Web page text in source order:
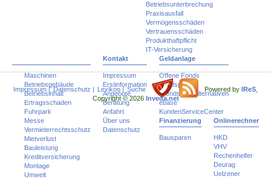
Betriebsunterbrechung
Praxisausfall
Vermögensschäden
Vertrauensschäden
Produkthaftpflicht
IT-Versicherung
Maschinen
Betriebsgebäude
Betriebsinhalt
Ertragsschaden
Fuhrpark
Messe
Vermieterrechtsschutz
Mietverlust
Bauleistung
Kreditversicherung
Montage
Umwelt
Kontakt
Impressum
Erstinformation
Angebote
Beratung
Anfahrt
Über uns
Datenschutz
Geldanlage
Offene Fonds
Fondspolicen
Trends und Alternativen
ebase
KundenServiceCenter
Finanzierung
Bausparen
Onlinerechner
HKD
VHV
Rechenhelfer
Deurag
Uelzener
Impressum| Datenschutz | Lexikon| Suche Powered by IReS
Copyright © 2026 Inveda.net